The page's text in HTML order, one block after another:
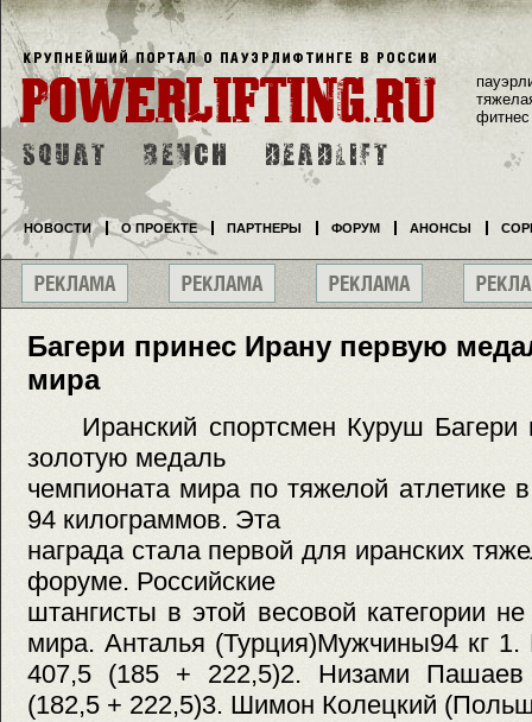
Багери принес Ирану первую
мира
Иранский спортсмен Куруш Багери
золотую медаль
чемпионата мира по тяжелой атлетике
94 килограммов. Эта
награда стала первой для иранских
форуме. Российские
штангисты в этой весовой категории
мира. Анталья (Турция)Мужчины94 кг
407,5 (185 + 222,5)2. Низами
(182,5 + 222,5)3. Шимон Колецкий
фитнес
НОВОСТИ О ПРОЕКТЕ ПАРТНЕРЫ ФОРУМ АНОНСЫ